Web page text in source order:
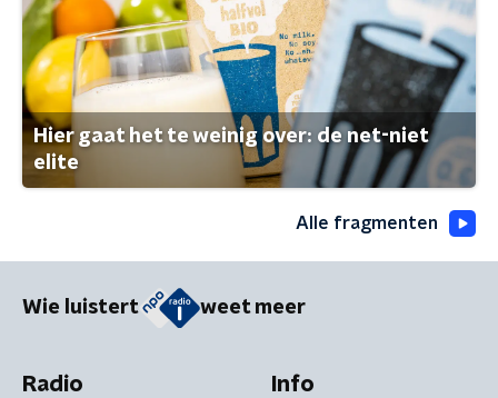
Hier gaat het te weinig over: de net-niet
elite
Alle fragmenten
Wie luistert weet meer
Radio Info